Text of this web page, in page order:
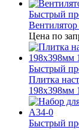
Быстрый
Цена по
Быстрый
Плитка
198x398мм
Быстрый